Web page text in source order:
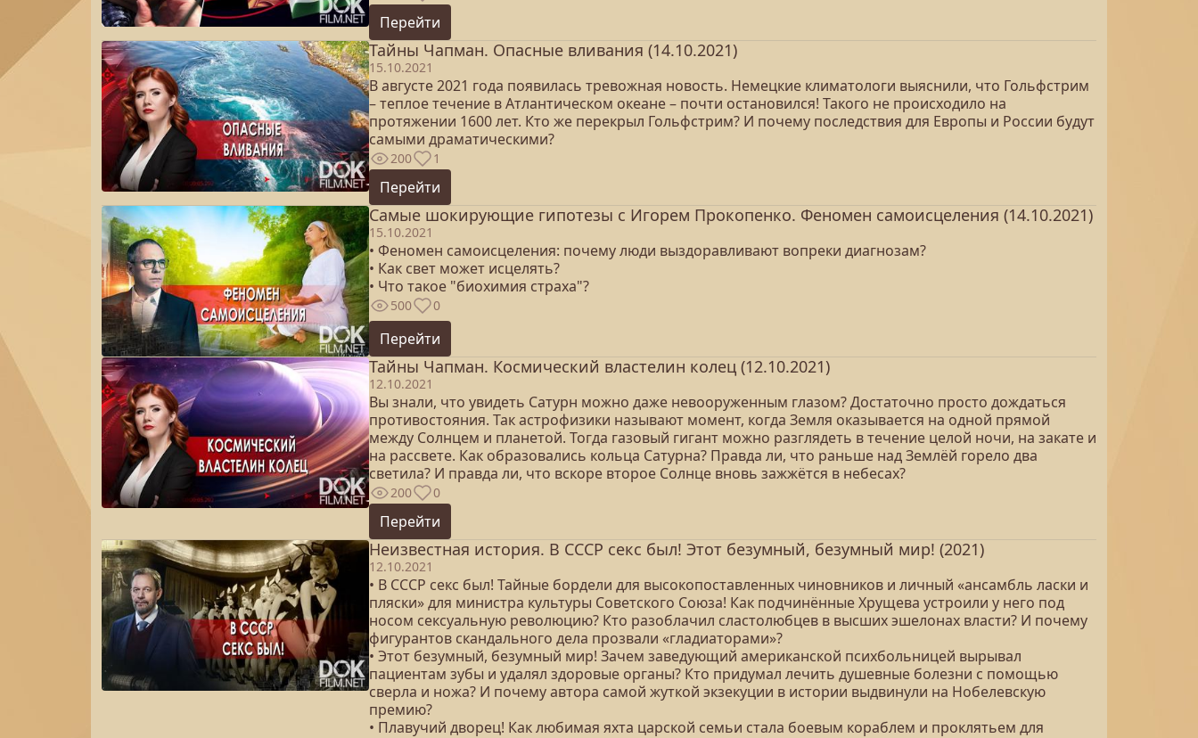
Перейти
Тайны Чапман. Опасные вливания (14.10.2021)
15.10.2021
В августе 2021 года появилась тревожная новость. Немецкие климатологи выяснили, что Гольфстрим
– теплое течение в Атлантическом океане – почти остановился! Такого не происходило на
протяжении 1600 лет. Кто же перекрыл Гольфстрим? И почему последствия для Европы и России будут
самыми драматическими?
200 1
Перейти
Самые шокирующие гипотезы с Игорем Прокопенко. Феномен самоисцеления (14.10.2021)
15.10.2021
• Феномен самоисцеления: почему люди выздоравливают вопреки диагнозам?
• Как свет может исцелять?
• Что такое "биохимия страха"?
500 0
Перейти
Тайны Чапман. Космический властелин колец (12.10.2021)
12.10.2021
Вы знали, что увидеть Сатурн можно даже невооруженным глазом? Достаточно просто дождаться
противостояния. Так астрофизики называют момент, когда Земля оказывается на одной прямой
между Солнцем и планетой. Тогда газовый гигант можно разглядеть в течение целой ночи, на закате и
на рассвете. Как образовались кольца Сатурна? Правда ли, что раньше над Землёй горело два
светила? И правда ли, что вскоре второе Солнце вновь зажжётся в небесах?
200 0
Перейти
Неизвестная история. В СССР секс был! Этот безумный, безумный мир! (2021)
12.10.2021
• В СССР секс был! Тайные бордели для высокопоставленных чиновников и личный «ансамбль ласки и
пляски» для министра культуры Советского Союза! Как подчинённые Хрущева устроили у него под
носом сексуальную революцию? Кто разоблачил сластолюбцев в высших эшелонах власти? И почему
фигурантов скандального дела прозвали «гладиаторами»?
• Этот безумный, безумный мир! Зачем заведующий американской психбольницей вырывал
пациентам зубы и удалял здоровые органы? Кто придумал лечить душевные болезни с помощью
сверла и ножа? И почему автора самой жуткой экзекуции в истории выдвинули на Нобелевскую
премию?
• Плавучий дворец! Как любимая яхта царской семьи стала боевым кораблем и проклятьем для